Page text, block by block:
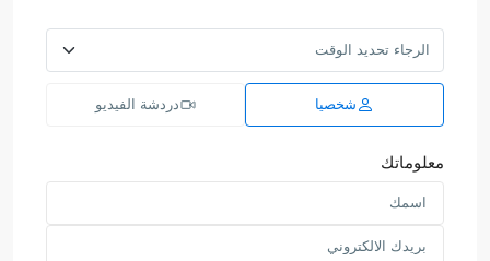
شخصيا دردشة الفيديو
معلوماتك